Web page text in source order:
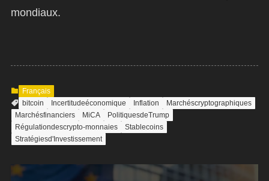
mondiaux.
Français
bitcoin
Incertitudeéconomique Inflation
Marchéscryptographiques
Marchésfinanciers
MiCA
PolitiquesdeTrump
Régulationdescrypto-monnaies
Stablecoins
Stratégiesd'Investissement